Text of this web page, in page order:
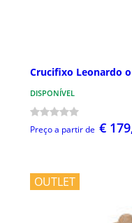
Crucifixo Leonardo
DISPONÍVEL
Preço a partir de €
OUTLET